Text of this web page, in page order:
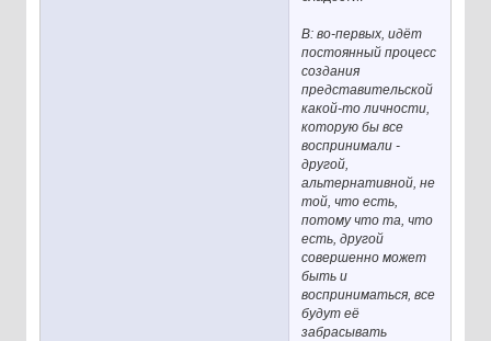
В: во-первых, идёт
постоянный процесс
создания
представительской
какой-то личности,
которую бы все
воспринимали -
другой,
альтернативной, не
той, что есть,
потому что та, что
есть, другой
совершенно может
быть и
восприниматься, все
будут её
забрасывать